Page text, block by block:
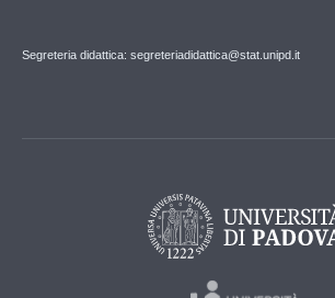
Segreteria didattica: segreteriadidattica@stat.unipd.it